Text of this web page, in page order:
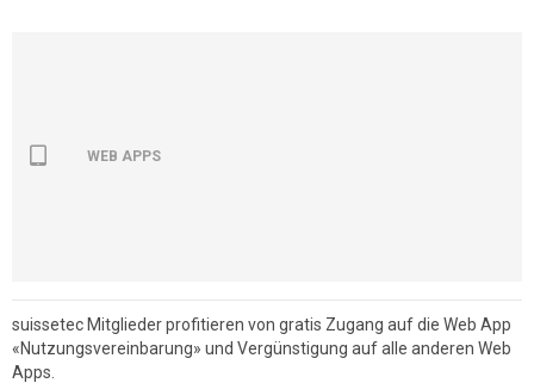
WEB APPS
suissetec Mitglieder profitieren von gratis Zugang auf die Web App
«Nutzungsvereinbarung» und Vergünstigung auf alle anderen Web
Apps.